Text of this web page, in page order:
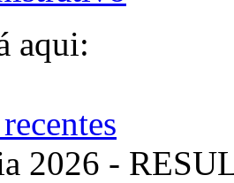
aqui:
2026 -